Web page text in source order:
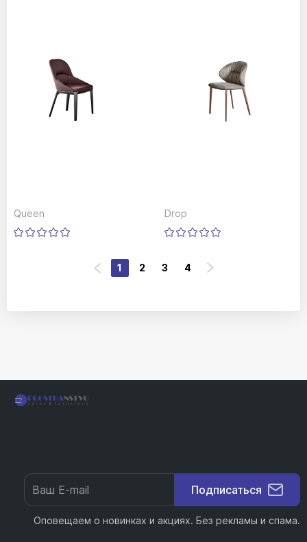
Queen Drop
1 2 3 4
Подписаться
Оповещаем о новинках и акциях. Без рекламы и спама.